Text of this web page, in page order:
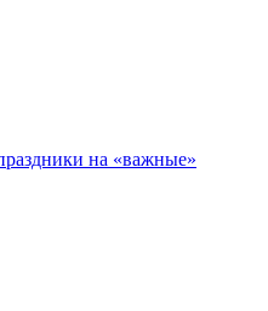
на «важные»